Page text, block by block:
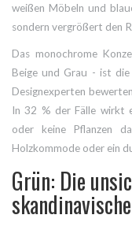
weißen Möbeln und
sondern vergrößert den
Das monochrome
Beige und Grau - ist
Designexperten
In 32 % der Fälle wirkt
oder keine Pflanzen
Holzkommode oder ein
Grün: Die